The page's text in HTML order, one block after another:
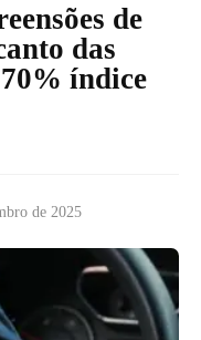
de
das
índice
de 2025